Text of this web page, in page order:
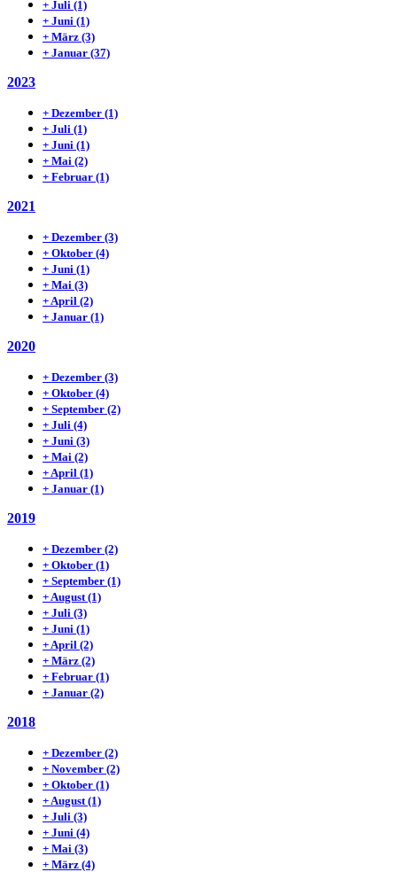
+ Juli (1)
+ Juni (1)
+ März (3)
+ Januar (37)
2023
+ Dezember (1)
+ Juli (1)
+ Juni (1)
+ Mai (2)
+ Februar (1)
2021
+ Dezember (3)
+ Oktober (4)
+ Juni (1)
+ Mai (3)
+ April (2)
+ Januar (1)
2020
+ Dezember (3)
+ Oktober (4)
+ September (2)
+ Juli (4)
+ Juni (3)
+ Mai (2)
+ April (1)
+ Januar (1)
2019
+ Dezember (2)
+ Oktober (1)
+ September (1)
+ August (1)
+ Juli (3)
+ Juni (1)
+ April (2)
+ März (2)
+ Februar (1)
+ Januar (2)
2018
+ Dezember (2)
+ November (2)
+ Oktober (1)
+ August (1)
+ Juli (3)
+ Juni (4)
+ Mai (3)
+ März (4)